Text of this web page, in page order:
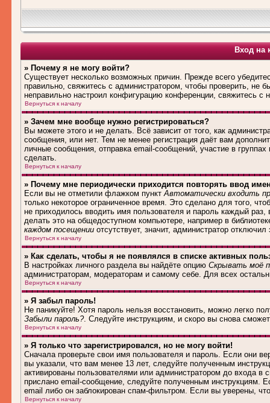
Вход на
» Почему я не могу войти?
Существует несколько возможных причин. Прежде всего
правильно, свяжитесь с администратором, чтобы проверить, не
неправильно настроил конфигурацию конференции, свяжитесь с
Вернуться к началу
» Зачем мне вообще нужно регистрироваться?
Вы можете этого и не делать. Всё зависит от того, как
сообщения, или нет. Тем не менее регистрация даёт вам
личные сообщения, отправка email-сообщений, участие в
сделать.
Вернуться к началу
» Почему мне периодически приходится повторять ввод
Если вы не отметили флажком пунктАвтоматически входить
только некоторое ограниченное время. Это сделано для того,
не приходилось вводить имя пользователя и пароль каждый
делать это на общедоступном компьютере, например в
каждом посещении отсутствует, значит, администратор
Вернуться к началу
» Как сделать, чтобы я не появлялся в списке активных
В настройках личного раздела вы найдёте опцию Скрывать моё
администраторам, модераторам и самому себе. Для всех
Вернуться к началу
» Я забыл пароль!
Не паникуйте! Хотя пароль нельзя восстановить, можно легко
Забыли пароль?. Следуйте инструкциям, и скоро вы снова
Вернуться к началу
» Я только что зарегистрировался, но не могу войти!
Сначала проверьте свои имя пользователя и пароль. Если они
вы указали, что вам менее 13 лет, следуйте полученным
активированы пользователями или администратором до входа
прислано email-сообщение, следуйте полученным инструкциям.
email либо он заблокирован спам-фильтром. Если вы уверены,
Вернуться к началу